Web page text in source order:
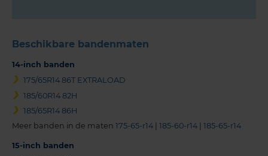
Beschikbare bandenmaten
14-inch banden
175/65R14 86T EXTRALOAD
185/60R14 82H
185/65R14 86H
Meer banden in de maten 175-65-r14 185-60-r14 185-65-r14
15-inch banden